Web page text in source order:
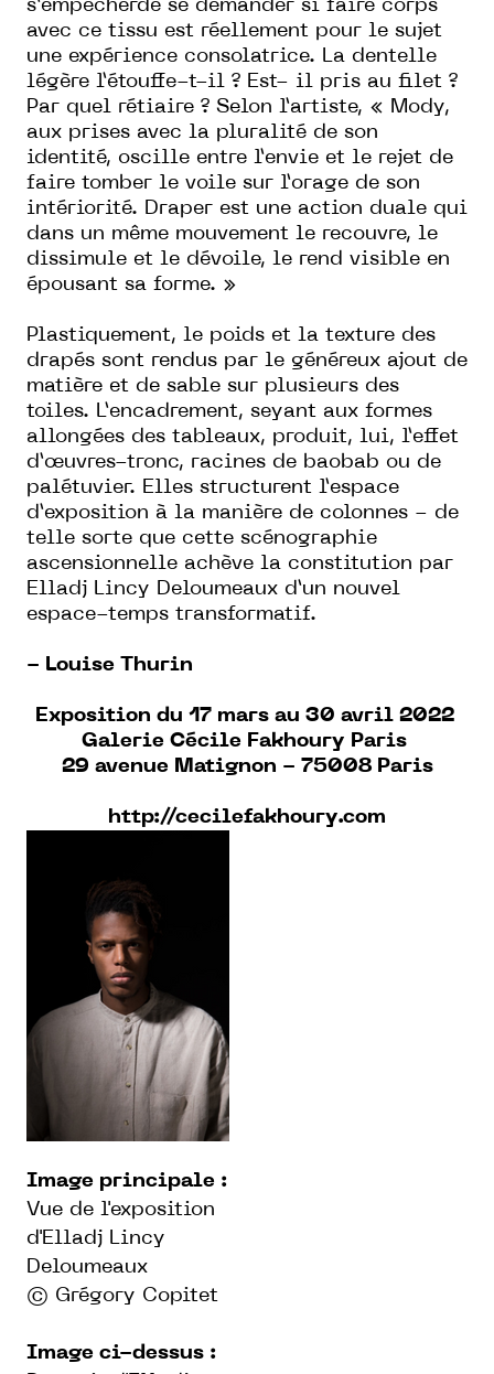
s’empêcherde se demander si faire corps
avec ce tissu est réellement pour le sujet
une expérience consolatrice. La dentelle
légère l’étouffe-t-il ? Est- il pris au filet ?
Par quel rétiaire ? Selon l’artiste, « Mody,
aux prises avec la pluralité de son
identité, oscille entre l’envie et le rejet de
faire tomber le voile sur l’orage de son
intériorité. Draper est une action duale qui
dans un même mouvement le recouvre, le
dissimule et le dévoile, le rend visible en
épousant sa forme. »
Plastiquement, le poids et la texture des
drapés sont rendus par le généreux ajout de
matière et de sable sur plusieurs des
toiles. L’encadrement, seyant aux formes
allongées des tableaux, produit, lui, l’effet
d’œuvres-tronc, racines de baobab ou de
palétuvier. Elles structurent l’espace
d’exposition à la manière de colonnes - de
telle sorte que cette scénographie
ascensionnelle achève la constitution par
Elladj Lincy Deloumeaux d’un nouvel
espace-temps transformatif.
- Louise Thurin
Exposition du 17 mars au 30 avril 2022
Galerie Cécile Fakhoury Paris
29 avenue Matignon - 75008 Paris
http://cecilefakhoury.com
Image principale :
Vue de l'exposition
d'Elladj Lincy
Deloumeaux
© Grégory Copitet
Image ci-dessus :